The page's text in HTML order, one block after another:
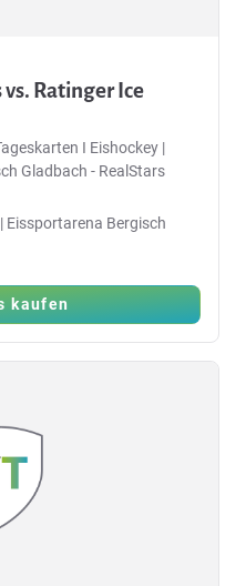
Ratinger Ice
I Eishockey |
Gladbach - RealStars
Eissportarena Bergisch
kaufen